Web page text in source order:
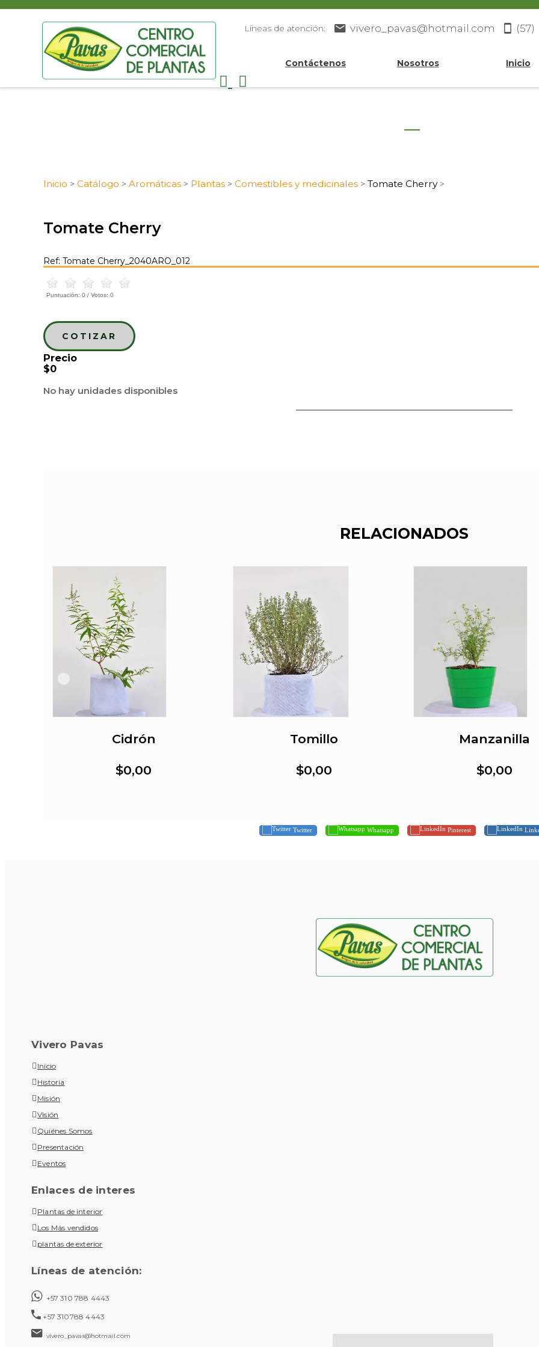
Líneas de atención: vivero_pavas@hotmail.com (57)
Contáctenos Nosotros Inicio
Inicio > Catálogo > Aromáticas > Plantas > Comestibles y medicinales > Tomate Cherry >
Tomate Cherry
Ref: Tomate Cherry_2040ARO_012
Puntuación: 0 / Votos: 0
COTIZAR
Precio
$0
No hay unidades disponibles
RELACIONADOS
Cidrón
$0,00
Tomillo
$0,00
Manzanilla
$0,00
Twitter Whatsapp Pinterest
Vivero Pavas
Inicio
Historia
Misión
Visión
Quiénes Somos
Presentación
Eventos
Enlaces de interes
Plantas de interior
Los Más vendidos
plantas de exterior
Líneas de atención:
+57 310 788 4443
+57 310788 4443
vivero_pavas@hotmail.com